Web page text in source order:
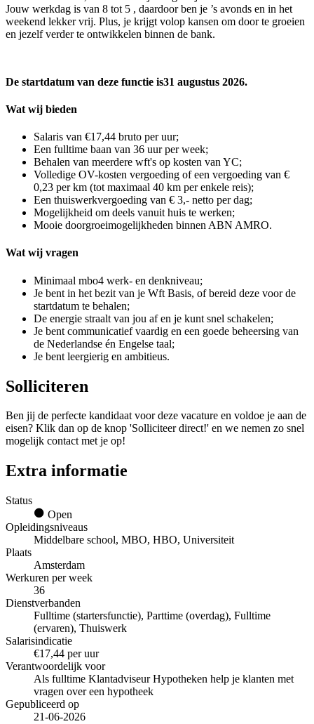
Jouw werkdag is van 8 tot 5 , daardoor ben je ’s avonds en in het
weekend lekker vrij. Plus, je krijgt volop kansen om door te groeien
en jezelf verder te ontwikkelen binnen de bank.
De startdatum van deze functie is31 augustus 2026.
Wat wij bieden
Salaris van €17,44 bruto per uur;
Een fulltime baan van 36 uur per week;
Behalen van meerdere wft's op kosten van YC;
Volledige OV-kosten vergoeding of een vergoeding van €
0,23 per km (tot maximaal 40 km per enkele reis);
Een thuiswerkvergoeding van € 3,- netto per dag;
Mogelijkheid om deels vanuit huis te werken;
Mooie doorgroeimogelijkheden binnen ABN AMRO.
Wat wij vragen
Minimaal mbo4 werk- en denkniveau;
Je bent in het bezit van je Wft Basis, of bereid deze voor de
startdatum te behalen;
De energie straalt van jou af en je kunt snel schakelen;
Je bent communicatief vaardig en een goede beheersing van
de Nederlandse én Engelse taal;
Je bent leergierig en ambitieus.
Solliciteren
Ben jij de perfecte kandidaat voor deze vacature en voldoe je aan de
eisen? Klik dan op de knop 'Solliciteer direct!' en we nemen zo snel
mogelijk contact met je op!
Extra informatie
Status
Open
Opleidingsniveaus
Middelbare school, MBO, HBO, Universiteit
Plaats
Amsterdam
Werkuren per week
36
Dienstverbanden
Fulltime (startersfunctie), Parttime (overdag), Fulltime
(ervaren), Thuiswerk
Salarisindicatie
€17,44 per uur
Verantwoordelijk voor
Als fulltime Klantadviseur Hypotheken help je klanten met
vragen over een hypotheek
Gepubliceerd op
21-06-2026